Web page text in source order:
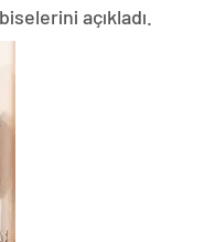
açıkladı.